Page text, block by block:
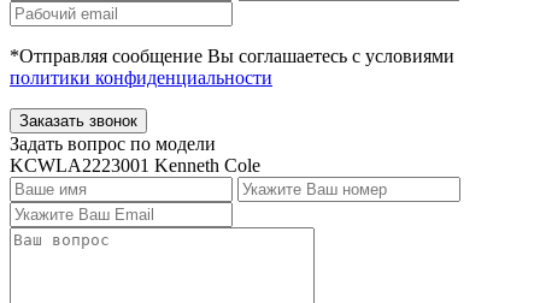
*Отправляя сообщение Вы соглашаетесь с условиями
политики конфиденциальности
Заказать звонок
Задать вопрос по модели
KCWLA2223001 Kenneth Cole